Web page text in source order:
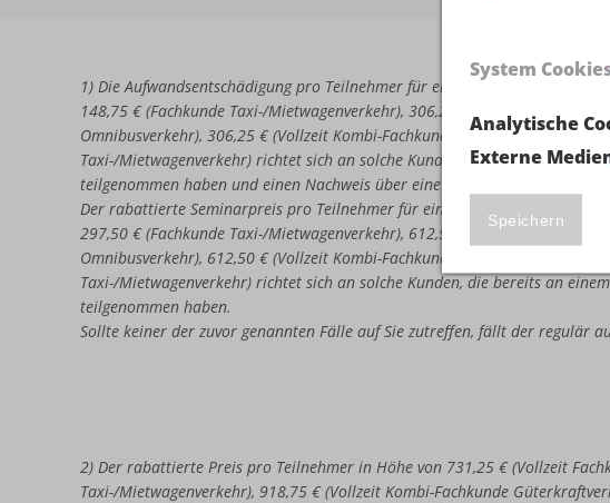
System
Analytische
Externe
Speichern
1) Die Aufwandsentschädigung pro Teilnehmer für eine erneute
148,75 € (Fachkunde Taxi-/Mietwagenverkehr), 306,25 € (Vollzeit Kombi-
Omnibusverkehr), 306,25 € (Vollzeit Kombi-Fachkunde Omnibusverkehr &
Taxi-/Mietwagenverkehr) richtet sich an solche Kunden, die bereits an
teilgenommen haben und einen Nachweis über eine nicht bestandene
Der rabattierte Seminarpreis pro Teilnehmer für eine erneute
297,50 € (Fachkunde Taxi-/Mietwagenverkehr), 612,50 € (Vollzeit Kombi-
Omnibusverkehr), 612,50 € (Vollzeit Kombi-Fachkunde Omnibusverkehr &
Taxi-/Mietwagenverkehr) richtet sich an solche Kunden, die bereits an
teilgenommen haben.
Sollte keiner der zuvor genannten Fälle auf Sie zutreffen, fällt der regulär
2) Der rabattierte Preis pro Teilnehmer in Höhe von 731,25 € (Vollzeit
Taxi-/Mietwagenverkehr), 918,75 € (Vollzeit Kombi-Fachkunde